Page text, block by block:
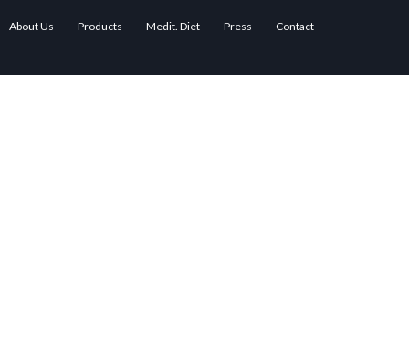
About Us Products Medit. Diet Press Contact